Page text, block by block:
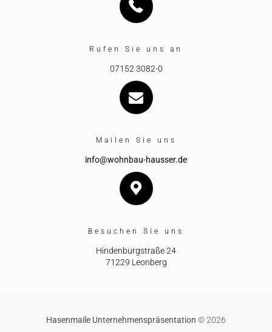
Rufen Sie uns an
07152 3082-0
Mailen Sie uns
info@wohnbau-hausser.de
Besuchen Sie uns
Hindenburgstraße 24
71229 Leonberg
Hasenmaile Unternehmenspräsentation © 2026